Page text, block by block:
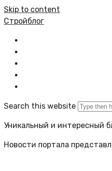
Skip to content
Стройблог
Search this website
Уникальный и интересный
Новости портала